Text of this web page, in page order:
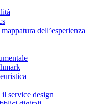
dell’esperienza
service design